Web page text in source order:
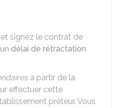
signez le contrat de
délai de rétractation
à partir de la
effectuer cette
prêteur. Vous